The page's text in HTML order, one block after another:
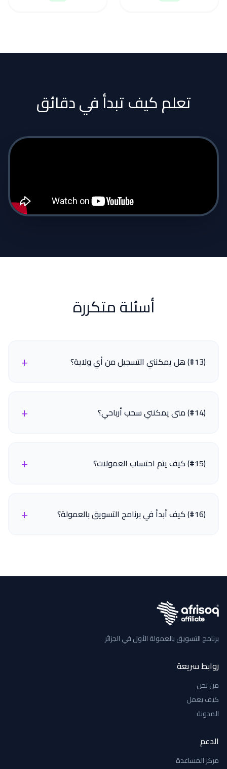
تعلم كيف تبدأ في دقائق
أسئلة متكررة
(#13) هل يمكنني التسجيل من أي ولاية؟ +
(#14) متى يمكنني سحب أرباحي؟ +
(#15) كيف يتم احتساب العمولات؟ +
(#16) كيف أبدأ في برنامج التسويق بالعمولة؟ +
برنامج التسويق بالعمولة الأول في الجزائر
روابط سريعة
من نحن
كيف يعمل
المدونة
الدعم
مركز المساعدة